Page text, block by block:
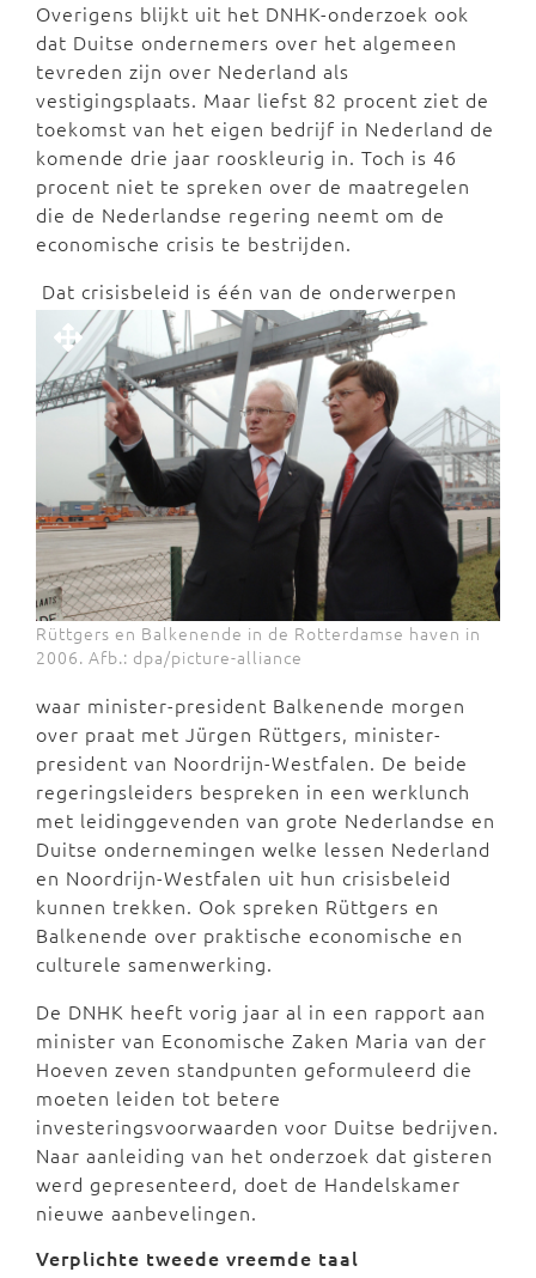
Overigens blijkt uit het DNHK-onderzoek ook
dat Duitse ondernemers over het algemeen
tevreden zijn over Nederland als
vestigingsplaats. Maar liefst 82 procent ziet de
toekomst van het eigen bedrijf in Nederland de
komende drie jaar rooskleurig in. Toch is 46
procent niet te spreken over de maatregelen
die de Nederlandse regering neemt om de
economische crisis te bestrijden.
Rüttgers en Balkenende in de Rotterdamse haven in
2006. Afb.: dpa/picture-alliance
Dat crisisbeleid is één van de onderwerpen
waar minister-president Balkenende morgen
over praat met Jürgen Rüttgers, minister-
president van Noordrijn-Westfalen. De beide
regeringsleiders bespreken in een werklunch
met leidinggevenden van grote Nederlandse en
Duitse ondernemingen welke lessen Nederland
en Noordrijn-Westfalen uit hun crisisbeleid
kunnen trekken. Ook spreken Rüttgers en
Balkenende over praktische economische en
culturele samenwerking.
De DNHK heeft vorig jaar al in een rapport aan
minister van Economische Zaken Maria van der
Hoeven zeven standpunten geformuleerd die
moeten leiden tot betere
investeringsvoorwaarden voor Duitse bedrijven.
Naar aanleiding van het onderzoek dat gisteren
werd gepresenteerd, doet de Handelskamer
nieuwe aanbevelingen.
Verplichte tweede vreemde taal